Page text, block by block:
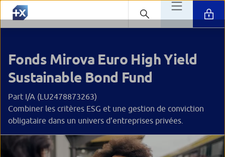
Fonds Mirova Euro High Yield
Sustainable Bond Fund
Part I/A (LU2478873263)
Combiner les critères ESG et une gestion de conviction
obligataire dans un univers d’entreprises privées.